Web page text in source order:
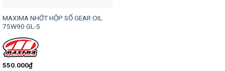
MAXIMA NHỚT HỘP SỐ GEAR OIL
75W90 GL-5
550.000₫